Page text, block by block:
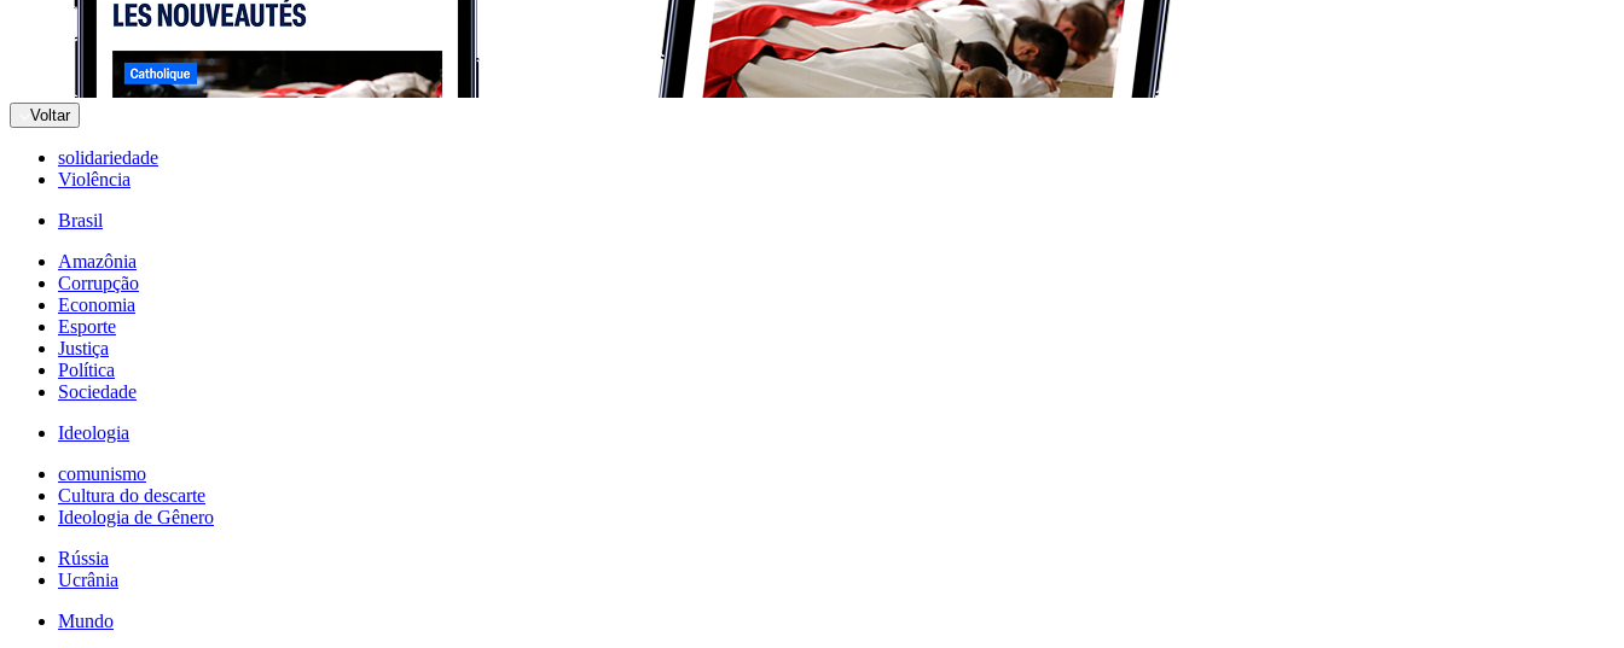
Voltar
solidariedade
Violência
Brasil
Amazônia
Corrupção
Economia
Esporte
Justiça
Política
Sociedade
Ideologia
comunismo
Cultura do descarte
Ideologia de Gênero
Rússia
Ucrânia
Mundo